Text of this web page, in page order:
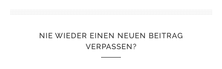
NIE WIEDER EINEN NEUEN BEITRAG
VERPASSEN?